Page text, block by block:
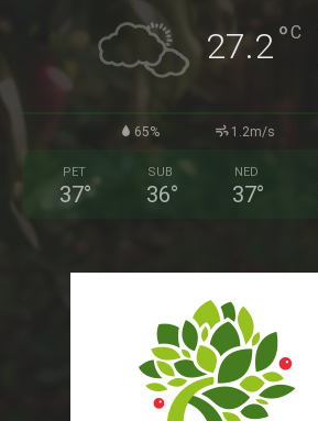
27.2°C
65% 1.2m/s
PET
37°
SUB
36°
NED
37°